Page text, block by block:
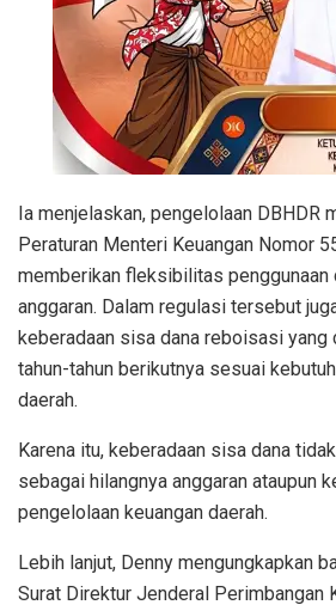
Ia menjelaskan, pengelolaan DBHDR
Peraturan Menteri Keuangan Nomor
memberikan fleksibilitas penggunaan
anggaran. Dalam regulasi tersebut
keberadaan sisa dana reboisasi yang
tahun-tahun berikutnya sesuai
daerah.
Karena itu, keberadaan sisa dana
sebagai hilangnya anggaran ataupun
pengelolaan keuangan daerah.
Lebih lanjut, Denny mengungkapkan
Surat Direktur Jenderal Perimbangan